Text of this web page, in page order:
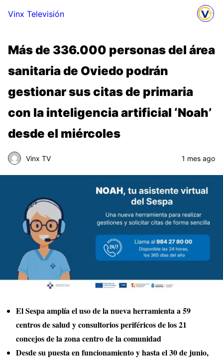
Vinx Televisión
Más de 336.000 personas del área
sanitaria de Oviedo podrán
gestionar sus citas de primaria
con la inteligencia artificial ‘Noah’
desde el miércoles
Vinx TV 1 mes ago
El Sespa amplía el uso de la nueva herramienta a 59
centros de salud y consultorios periféricos de los 21
concejos de la zona centro de la comunidad
Desde su puesta en funcionamiento y hasta el 30 de junio,